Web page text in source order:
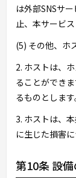
は外部SNSサ
止、本サービ
(5) その他、ホ
2. ホストは、
ることができ
るものとします
3. ホストは、
に生じた損害
第10条 設